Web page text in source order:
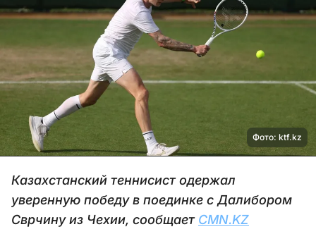
Фото: ktf.kz
Казахстанский теннисист одержал
уверенную победу в поединке с Далибором
Сврчину из Чехии, сообщает CMN.KZ